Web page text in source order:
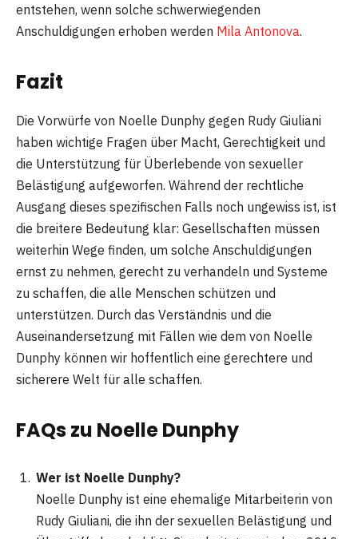
entstehen, wenn solche schwerwiegenden
Anschuldigungen erhoben werden Mila Antonova.
Fazit
Die Vorwürfe von Noelle Dunphy gegen Rudy Giuliani
haben wichtige Fragen über Macht, Gerechtigkeit und
die Unterstützung für Überlebende von sexueller
Belästigung aufgeworfen. Während der rechtliche
Ausgang dieses spezifischen Falls noch ungewiss ist, ist
die breitere Bedeutung klar: Gesellschaften müssen
weiterhin Wege finden, um solche Anschuldigungen
ernst zu nehmen, gerecht zu verhandeln und Systeme
zu schaffen, die alle Menschen schützen und
unterstützen. Durch das Verständnis und die
Auseinandersetzung mit Fällen wie dem von Noelle
Dunphy können wir hoffentlich eine gerechtere und
sicherere Welt für alle schaffen.
FAQs zu Noelle Dunphy
Wer ist Noelle Dunphy?
Noelle Dunphy ist eine ehemalige Mitarbeiterin von
Rudy Giuliani, die ihn der sexuellen Belästigung und